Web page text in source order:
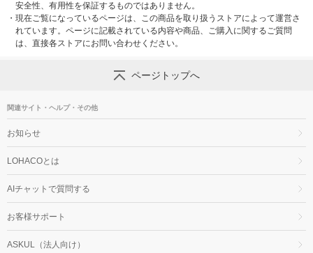
安全性、有用性を保証するものではありません。
・ 現在ご覧になっているページは、この商品を取り扱うストアによって運営さ
れています。ページに記載されている内容や商品、ご購入に関するご質問
は、直接各ストアにお問い合わせください。
ページトップへ
関連サイト・ヘルプ・その他
お知らせ
LOHACOとは
AIチャットで質問する
お客様サポート
ASKUL（法人向け）